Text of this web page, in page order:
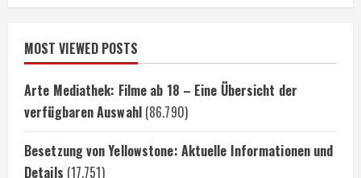
MOST VIEWED POSTS
Arte Mediathek: Filme ab 18 – Eine Übersicht der
verfügbaren Auswahl (86.790)
Besetzung von Yellowstone: Aktuelle Informationen und
Details (17.751)